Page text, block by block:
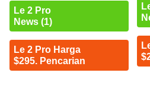
Le 2 Pro
News (1)
Le 2 Pro Harga
$295. Pencarian